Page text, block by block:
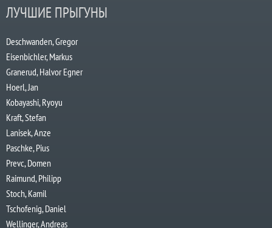
ЛУЧШИЕ ПРЫГУНЫ
Deschwanden, Gregor
Eisenbichler, Markus
Granerud, Halvor Egner
Hoerl, Jan
Kobayashi, Ryoyu
Kraft, Stefan
Lanisek, Anze
Paschke, Pius
Prevc, Domen
Raimund, Philipp
Stoch, Kamil
Tschofenig, Daniel
Wellinger, Andreas